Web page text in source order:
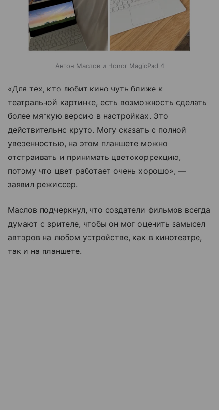
Антон Маслов и Honor MagicPad 4
«Для тех, кто любит кино чуть ближе к
театральной картинке, есть возможность сделать
более мягкую версию в настройках. Это
действительно круто. Могу сказать с полной
уверенностью, на этом планшете можно
отстраивать и принимать цветокоррекцию,
потому что цвет работает очень хорошо», —
заявил режиссер.
Маслов подчеркнул, что создатели фильмов всегда
думают о зрителе, чтобы он мог оценить замысел
авторов на любом устройстве, как в кинотеатре,
так и на планшете.